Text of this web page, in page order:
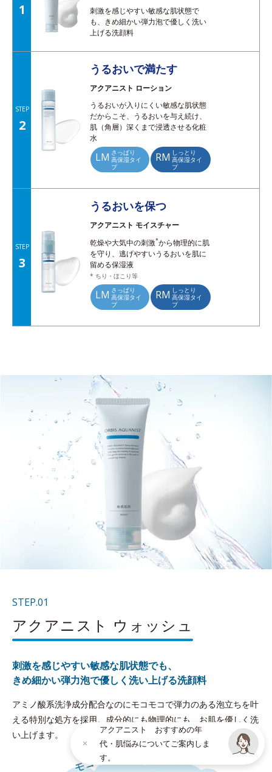
1
刺激を感じやすい敏感な肌状態で
も、きめ細かい弾力泡で優しく洗い
上げる洗顔料
STEP
2
うるおいで満たす
アクアニスト ローション
うるおいが入りにくい敏感な肌状態
だからこそ、うるおいを与え続け、
肌（角層）深くまで浸透させる化粧
水
LM さっぱり
高保湿タイ
プ
RM しっとり
高保湿タイ
プ
STEP
3
うるおいを保つ
アクアニスト モイスチャー
乾燥や大気中の刺激*から物理的に肌
を守り、逃げやすいうるおいを肌に
留める保湿液
* ちり・ほこり等
LM さっぱり
高保湿タイ
プ
RM しっとり
高保湿タイ
プ
STEP.01
アクアニスト ウォッシュ
刺激を感じやすい敏感な肌状態でも、
きめ細かい弾力泡で優しく洗い上げる洗顔料
アミノ酸系洗浄成分配合なのにモコモコで弾力のある泡立ちを叶
える特別な処方を採用。成分的にも物理的にも、お肌を優しく洗
い上げます。
アクアニスト おすすめの年
代・肌悩みについてご案内しま
す。